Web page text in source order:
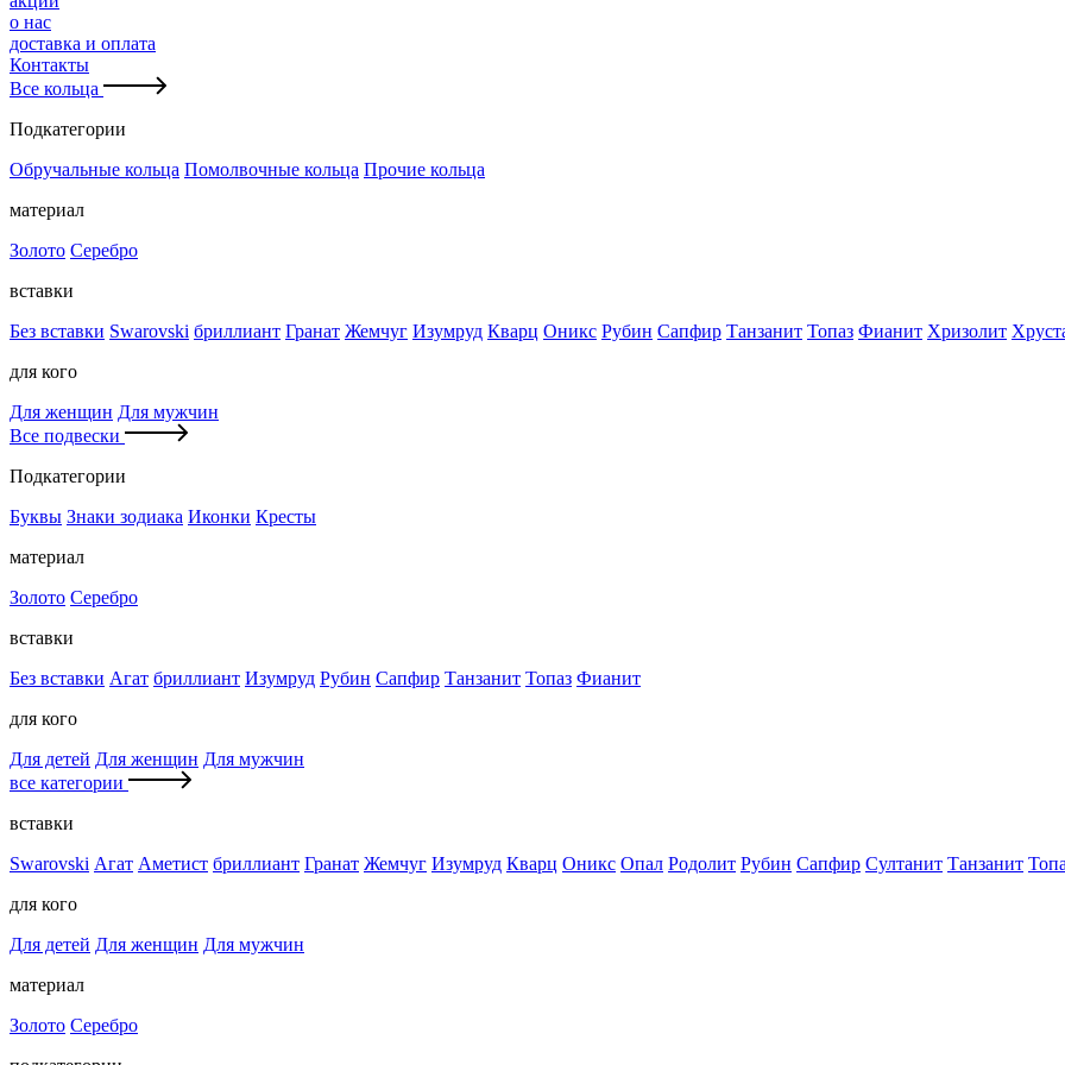
о нас
доставка и оплата
Контакты
Все кольца
Подкатегории
Обручальные кольца Помолвочные кольца Прочие кольца
материал
Золото Серебро
вставки
Без вставки Swarovski бриллиант Гранат Жемчуг Изумруд Кварц Оникс Рубин Сапфир Танзанит Топаз Фианит Хризолит
для кого
Для женщин Для мужчин
Все подвески
Подкатегории
Буквы Знаки зодиака Иконки Кресты
материал
Золото Серебро
вставки
Без вставки Агат бриллиант Изумруд Рубин Сапфир Танзанит Топаз Фианит
для кого
Для детей Для женщин Для мужчин
все категории
вставки
Swarovski Агат Аметист бриллиант Гранат Жемчуг Изумруд Кварц Оникс Опал Родолит Рубин Сапфир Султанит Танзанит
для кого
Для детей Для женщин Для мужчин
материал
Золото Серебро